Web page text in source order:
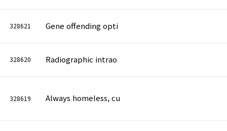
328621 Gene offending opti
328620 Radiographic intrao
328619 Always homeless, cu